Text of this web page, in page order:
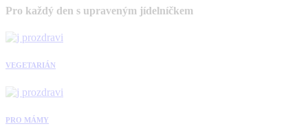
Pro každý den s upraveným jídelníčkem
VEGETARIÁN
PRO MÁMY